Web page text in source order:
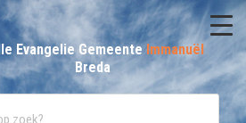
Evangelie GemeenteImmanuël
Breda